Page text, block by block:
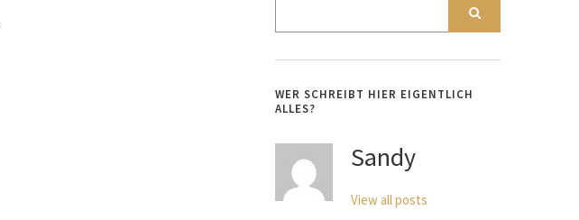
WER SCHREIBT HIER EIGENTLICH
ALLES?
Sandy
View all posts